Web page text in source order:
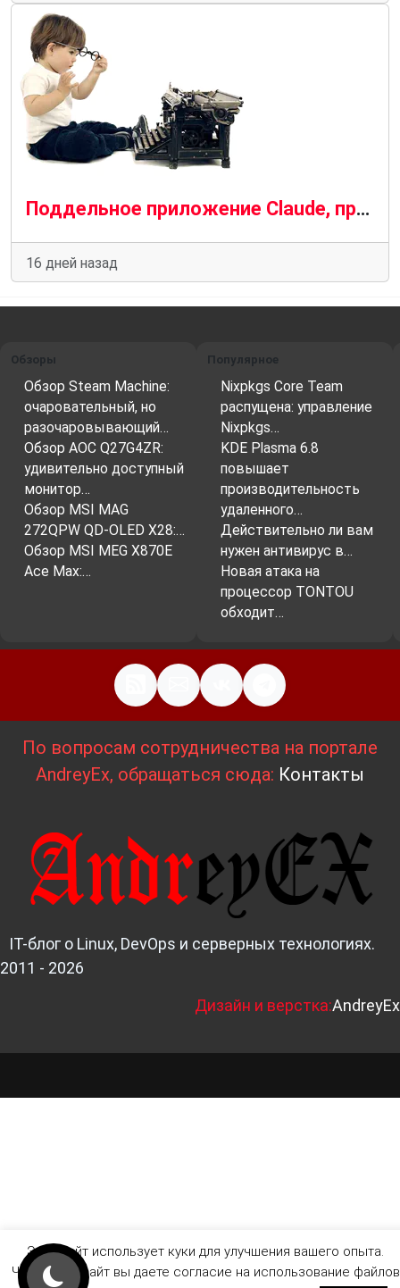
Поддельное приложение Claude, продвигаемое рекламой Bing, распространяет вредоносное ПО SectopRAT.
16 дней назад
Обзоры
Обзор Steam Machine:
очаровательный, но
разочаровывающий…
Обзор AOC Q27G4ZR:
удивительно доступный
монитор…
Обзор MSI MAG
272QPW QD-OLED X28:…
Обзор MSI MEG X870E
Ace Max:…
Популярное
Nixpkgs Core Team
распущена: управление
Nixpkgs…
KDE Plasma 6.8
повышает
производительность
удаленного…
Действительно ли вам
нужен антивирус в…
Новая атака на
процессор TONTOU
обходит…
По вопросам сотрудничества на портале
AndreyEx, обращаться сюда: Контакты
IT-блог о Linux, DevOps и серверных технологиях.
2011 - 2026
Дизайн и верстка:AndreyEx
Этот сайт использует куки для улучшения вашего опыта.
Читая этот сайт вы даете согласие на использование файлов